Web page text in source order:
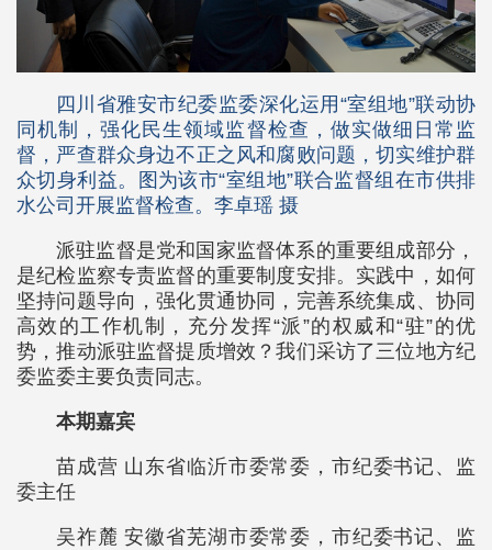
四川省雅安市纪委监委深化运用“室组地”联动协
同机制，强化民生领域监督检查，做实做细日常监
督，严查群众身边不正之风和腐败问题，切实维护群
众切身利益。图为该市“室组地”联合监督组在市供排
水公司开展监督检查。李卓瑶 摄
派驻监督是党和国家监督体系的重要组成部分，
是纪检监察专责监督的重要制度安排。实践中，如何
坚持问题导向，强化贯通协同，完善系统集成、协同
高效的工作机制，充分发挥“派”的权威和“驻”的优
势，推动派驻监督提质增效？我们采访了三位地方纪
委监委主要负责同志。
本期嘉宾
苗成营 山东省临沂市委常委，市纪委书记、监
委主任
吴祚麓 安徽省芜湖市委常委，市纪委书记、监